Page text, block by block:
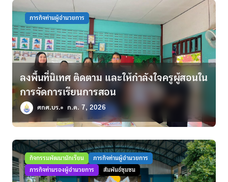
ภารกิจท่านผู้อำนวยการ
ลงพื้นที่นิเทศ ติดตาม และให้กำลังใจครูผู้สอนใน
การจัดการเรียนการสอน
ศกศ.บร. ก.ค. 7, 2026
กิจกรรมพัฒนานักเรียน
ภารกิจท่านผู้อำนวยการ
ภารกิจท่านรองผู้อำนวยการ
สัมพันธ์ชุมชน